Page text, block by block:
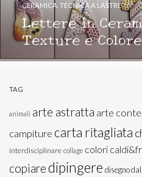
Lettere in
Texture e Colore
CERAMICA TECNICA A LASTRE
TAG
animali arte astratta arte
campiture carta ritagliata
interdisciplinare collage colori
copiaredipingere disegno